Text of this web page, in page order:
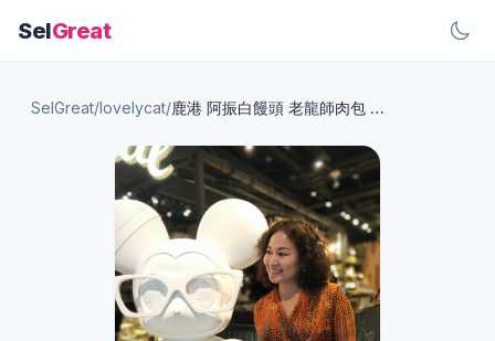
SelGreat
SelGreat/lovelycat/ 鹿港 阿振白饅頭 老龍師肉包 三井outlet 清水財伯米糕